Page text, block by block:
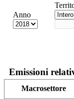
Anno
Emissioni
Macrosettore